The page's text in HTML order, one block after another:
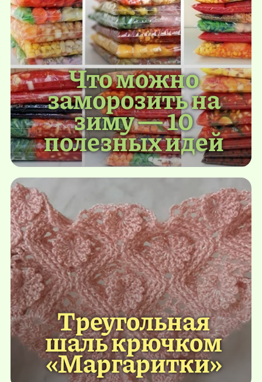
Что можно
заморозить на
зиму — 10
полезных идей
Треугольная
шаль крючком
«Маргаритки»